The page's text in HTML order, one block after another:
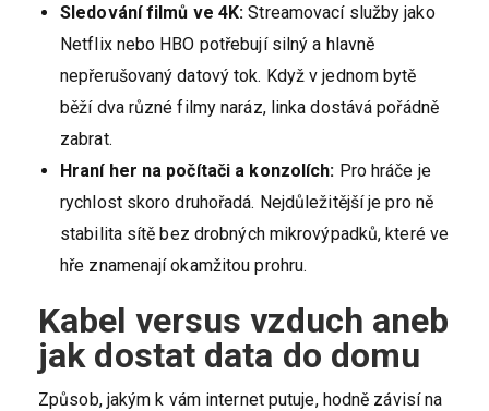
Sledování filmů ve 4K: Streamovací služby jako
Netflix nebo HBO potřebují silný a hlavně
nepřerušovaný datový tok. Když v jednom bytě
běží dva různé filmy naráz, linka dostává pořádně
zabrat.
Hraní her na počítači a konzolích: Pro hráče je
rychlost skoro druhořadá. Nejdůležitější je pro ně
stabilita sítě bez drobných mikrovýpadků, které ve
hře znamenají okamžitou prohru.
Kabel versus vzduch aneb
jak dostat data do domu
Způsob, jakým k vám internet putuje, hodně závisí na